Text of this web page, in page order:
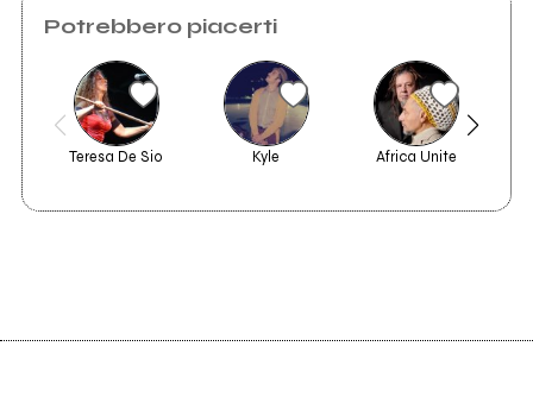
LVGA KING
Invia messaggio
Potrebbero piacerti
Teresa De Sio Kyle Africa Unite